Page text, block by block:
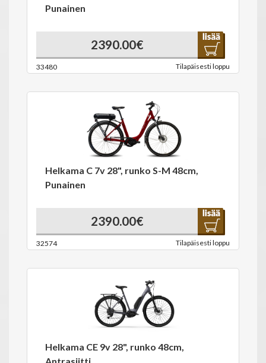
Punainen
2390.00€
33480 Tilapäisesti loppu
Helkama C 7v 28", runko S-M 48cm,
Punainen
2390.00€
32574 Tilapäisesti loppu
Helkama CE 9v 28", runko 48cm,